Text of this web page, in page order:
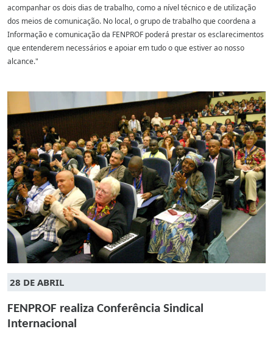
acompanhar os dois dias de trabalho, como a nível técnico e de utilização
dos meios de comunicação. No local, o grupo de trabalho que coordena a
Informação e comunicação da FENPROF poderá prestar os esclarecimentos
que entenderem necessários e apoiar em tudo o que estiver ao nosso
alcance."
28 DE ABRIL
FENPROF realiza Conferência Sindical
Internacional